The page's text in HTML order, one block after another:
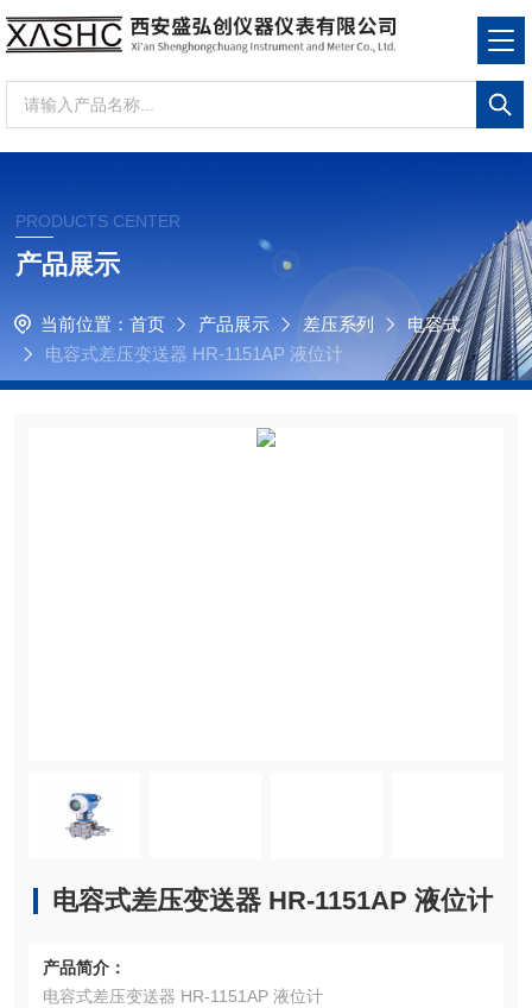
PRODUCTS CENTER
产品展示
当前位置： 首页 产品展示 差压系列
电容式
电容式差压变送器 HR-1151AP 液位计
电容式差压变送器 HR-1151AP 液位计
产品简介：
电容式差压变送器 HR-1151AP 液位计